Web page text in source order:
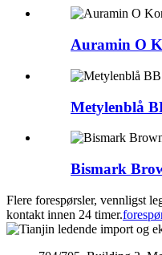
Auramin O
Metylenblå
Bismark
Flere forespørsler, vennligst
kontakt innen 24 timer.